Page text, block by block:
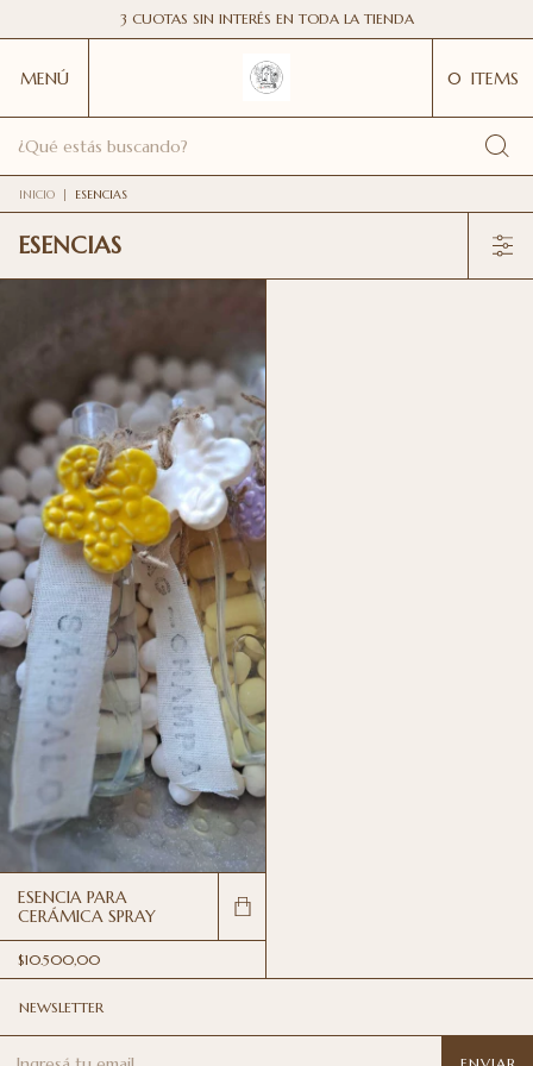
3 CUOTAS SIN INTERÉS EN TODA LA TIENDA
MENÚ 0 ITEMS
INICIO | ESENCIAS
ESENCIAS
ESENCIA PARA
CERÁMICA SPRAY
$10.500,00
NEWSLETTER